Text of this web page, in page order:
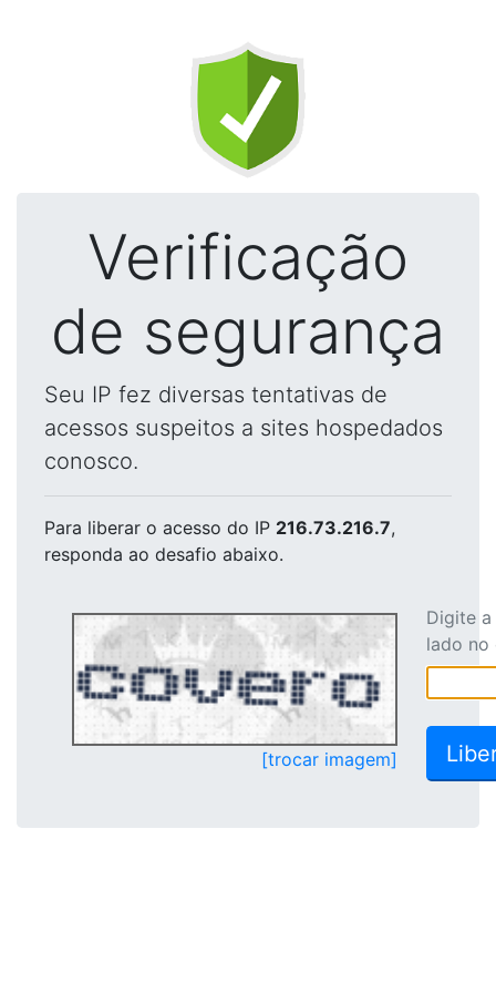
Verificação
de segurança
Seu IP fez diversas tentativas de
acessos suspeitos a sites hospedados
conosco.
Para liberar o acesso do IP 216.73.216.7,
responda ao desafio abaixo.
[trocar imagem]
Digite
lado no